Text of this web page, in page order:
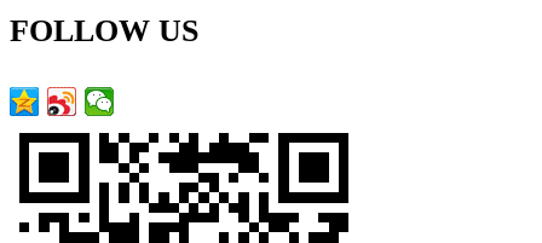
FOLLOW US